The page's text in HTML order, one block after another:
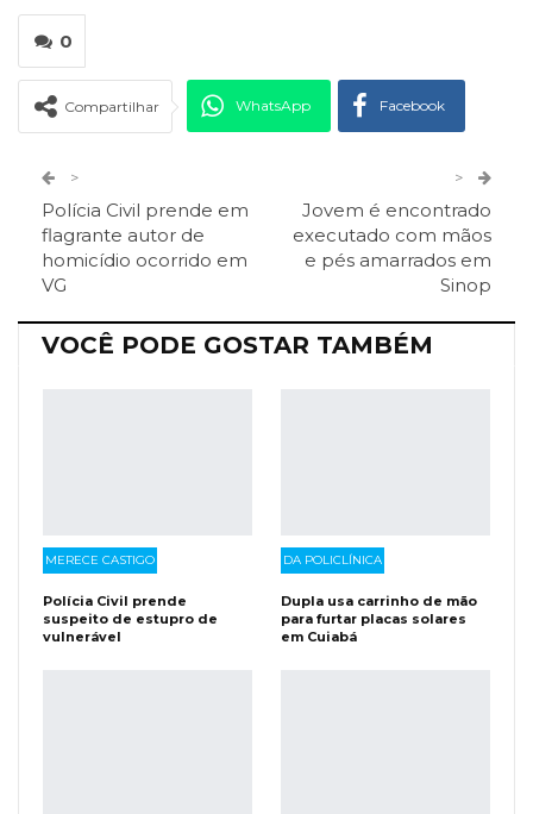
0
Compartilhar WhatsApp Facebook
Pinterest Telegram
O email
>
Polícia Civil prende em
flagrante autor de
homicídio ocorrido em
VG
>
Jovem é encontrado
executado com mãos
e pés amarrados em
Sinop
VOCÊ PODE GOSTAR TAMBÉM
MERECE CASTIGO
Polícia Civil prende
suspeito de estupro de
vulnerável
DA POLICLÍNICA
Dupla usa carrinho de mão
para furtar placas solares
em Cuiabá